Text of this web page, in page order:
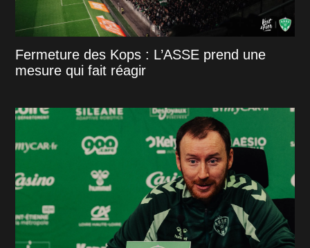
Fermeture des Kops : L’ASSE prend une
mesure qui fait réagir